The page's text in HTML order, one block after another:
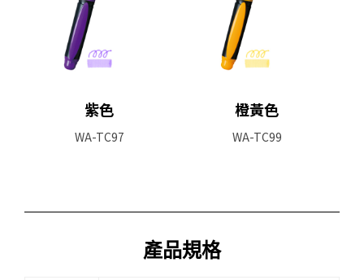
紫色
WA-TC97
橙黃色
WA-TC99
產品規格